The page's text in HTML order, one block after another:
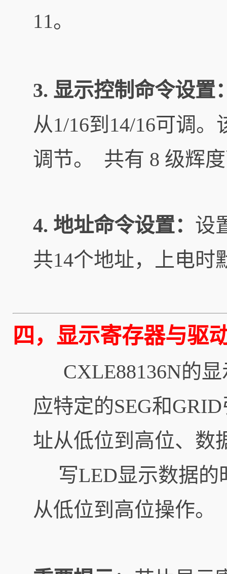
11。
3. 显示控制命令设置
从1/16到14/16可调
调节。 共有 8 级辉
4. 地址命令设置： 设
共14个地址，上电时
四，显示寄存器与驱
CXLE88136N的显
应特定的SEG和
址从低位到高位、数
写LED显示数据的
从低位到高位操作。